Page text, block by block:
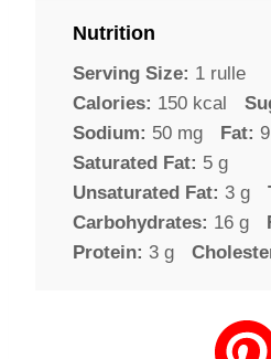
Nutrition
Serving Size: 1 rulle
Calories: 150 kcal
Sodium: 50 mg Fat:
Saturated Fat: 5 g
Unsaturated Fat: 3 g
Carbohydrates: 16 g
Protein: 3 g